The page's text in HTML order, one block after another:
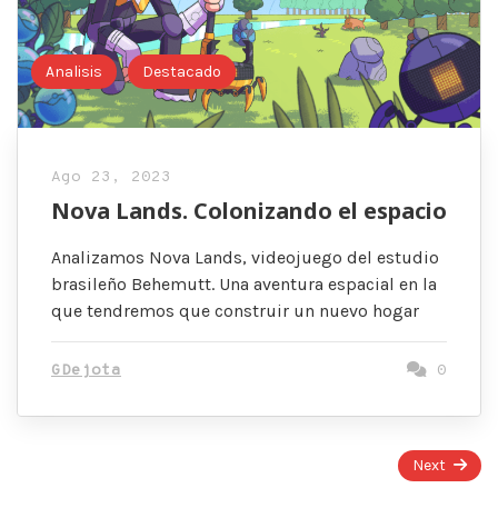
Analisis Destacado
Ago 23, 2023
Nova Lands. Colonizando el espacio
Analizamos Nova Lands, videojuego del estudio
brasileño Behemutt. Una aventura espacial en la
que tendremos que construir un nuevo hogar
GDejota 0
Next